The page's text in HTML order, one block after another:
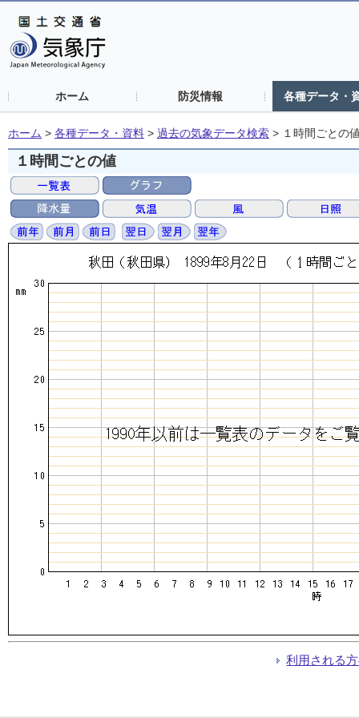
ホーム 防災情報 各種データ・
ホーム > 各種データ・資料 > 過去の気象データ検索 > １時間ごとの
１時間ごとの値
利用される